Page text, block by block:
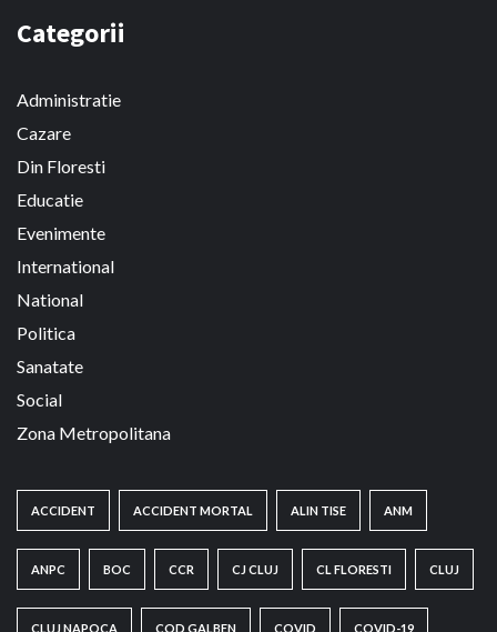
Categorii
Administratie
Cazare
Din Floresti
Educatie
Evenimente
International
National
Politica
Sanatate
Social
Zona Metropolitana
ACCIDENT ACCIDENT MORTAL ALIN TISE ANM
ANPC BOC CCR CJ CLUJ CL FLORESTI CLUJ
CLUJ NAPOCA COD GALBEN COVID COVID-19